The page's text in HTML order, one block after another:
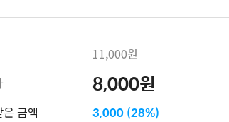
11,000원
8,000원
금액 3,000 (28%)